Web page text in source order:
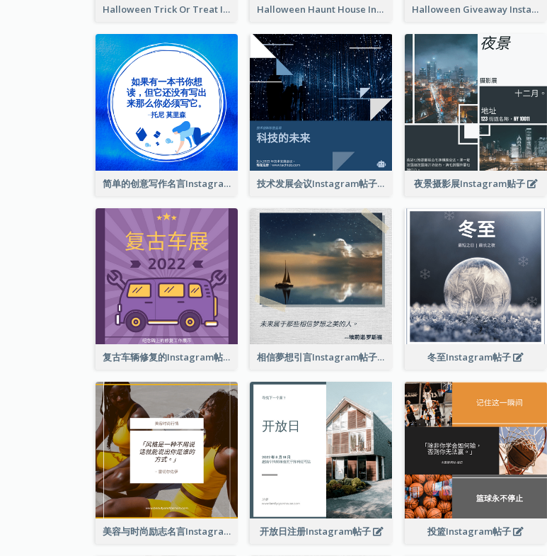
Halloween Trick Or Treat Instagram Post Halloween Haunt House Instagram Post Halloween Giveaway Instagram Post
简单的创意写作名言Instagram帖子 技术发展会议Instagram帖子 夜景摄影展Instagram贴子
复古车辆修复的Instagram帖子 相信夢想引言Instagram帖子 冬至Instagram帖子
美容与时尚励志名言Instagram帖子 开放日注册Instagram帖子 投篮Instagram帖子